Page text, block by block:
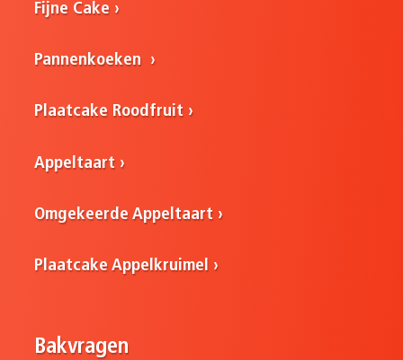
Fijne Cake
Pannenkoeken
Plaatcake Roodfruit
Appeltaart
Omgekeerde Appeltaart
Plaatcake Appelkruimel
Bakvragen